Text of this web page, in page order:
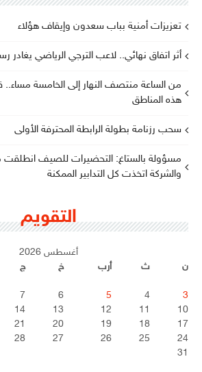
تعزيزات أمنية بباب سعدون وإيقاف هؤلاء
أثر اتفاق نهائي.. لاعب الترجي الرياضي يغادر
من الساعة منتصف النهار إلى الخامسة مساء..
هذه المناطق
سحب رزنامة بطولة الرابطة المحترفة الأولى
والشركة اتخذت كل التدابير الممكنة
التقويم
أغسطس 2026
ن
ث أرب خ ج
3
4
5
6
7
10
11
12
13
14
17
18
19
20
21
24
25
26
27
28
31